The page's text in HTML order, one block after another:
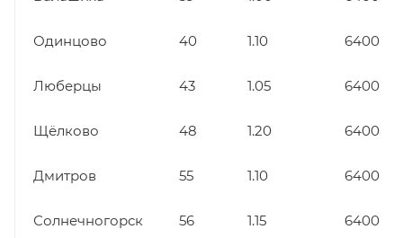
Одинцово 40 1.10 6400
Люберцы 43 1.05 6400
Щёлково 48 1.20 6400
Дмитров 55 1.10 6400
Солнечногорск 56 1.15 6400